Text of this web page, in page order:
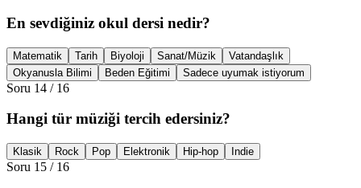
En sevdiğiniz okul dersi nedir?
Matematik Tarih Biyoloji Sanat/Müzik
Vatandaşlık
Okyanusla Bilimi
Beden Eğitimi Sadece uyumak istiyorum
Soru 14 / 16
Hangi tür müziği tercih edersiniz?
Klasik Rock Pop Elektronik Hip-hop Indie
Soru 15 / 16